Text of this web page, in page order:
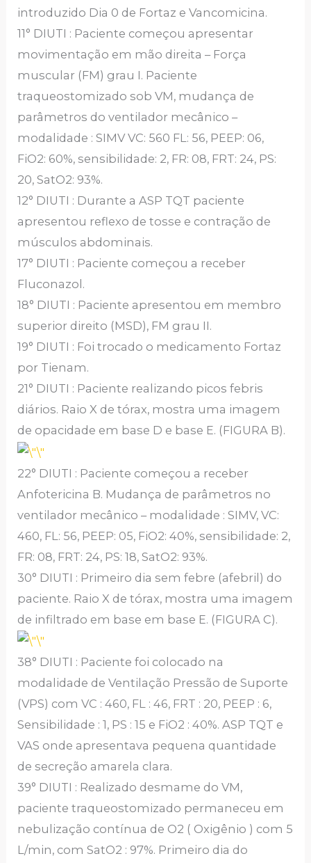
introduzido Dia 0 de Fortaz e Vancomicina.
11° DIUTI : Paciente começou apresentar
movimentação em mão direita – Força
muscular (FM) grau I. Paciente
traqueostomizado sob VM, mudança de
parâmetros do ventilador mecânico –
modalidade : SIMV VC: 560 FL: 56, PEEP: 06,
FiO2: 60%, sensibilidade: 2, FR: 08, FRT: 24, PS:
20, SatO2: 93%.
12° DIUTI : Durante a ASP TQT paciente
apresentou reflexo de tosse e contração de
músculos abdominais.
17° DIUTI : Paciente começou a receber
Fluconazol.
18° DIUTI : Paciente apresentou em membro
superior direito (MSD), FM grau II.
19° DIUTI : Foi trocado o medicamento Fortaz
por Tienam.
21° DIUTI : Paciente realizando picos febris
diários. Raio X de tórax, mostra uma imagem
de opacidade em base D e base E. (FIGURA B).
22° DIUTI : Paciente começou a receber
Anfotericina B. Mudança de parâmetros no
ventilador mecânico – modalidade : SIMV, VC:
460, FL: 56, PEEP: 05, FiO2: 40%, sensibilidade: 2,
FR: 08, FRT: 24, PS: 18, SatO2: 93%.
30° DIUTI : Primeiro dia sem febre (afebril) do
paciente. Raio X de tórax, mostra uma imagem
de infiltrado em base em base E. (FIGURA C).
38° DIUTI : Paciente foi colocado na
modalidade de Ventilação Pressão de Suporte
(VPS) com VC : 460, FL : 46, FRT : 20, PEEP : 6,
Sensibilidade : 1, PS : 15 e FiO2 : 40%. ASP TQT e
VAS onde apresentava pequena quantidade
de secreção amarela clara.
39° DIUTI : Realizado desmame do VM,
paciente traqueostomizado permaneceu em
nebulização contínua de O2 ( Oxigênio ) com 5
L/min, com SatO2 : 97%. Primeiro dia do